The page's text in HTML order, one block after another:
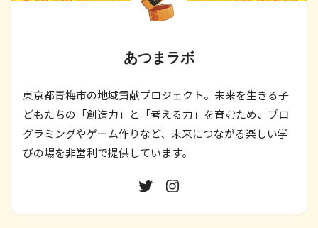
あつまラボ
東京都青梅市の地域貢献プロジェクト。未来を生きる子
どもたちの「創造力」と「考える力」を育むため、プロ
グラミングやゲーム作りなど、未来につながる楽しい学
びの場を非営利で提供しています。